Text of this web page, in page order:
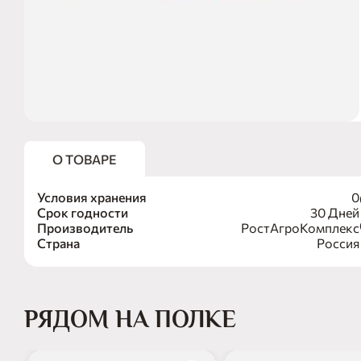
О ТОВАРЕ
Условия хранения
0
Срок годности
30 Дней
Производитель
РостАгроКомплекс
Страна
Россия
РЯДОМ НА ПОЛКЕ